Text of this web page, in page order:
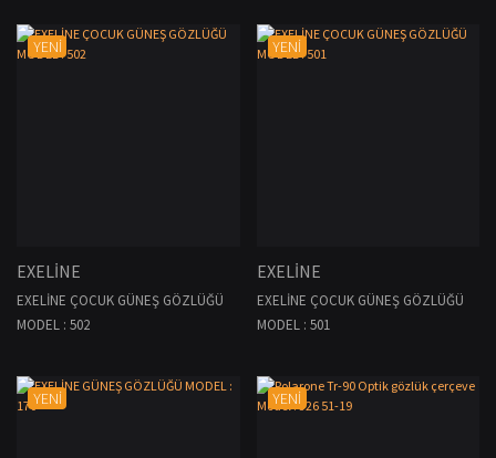
YENİ
EXELİNE
EXELİNE ÇOCUK GÜNEŞ GÖZLÜĞÜ
MODEL : 502
YENİ
EXELİNE
EXELİNE ÇOCUK GÜNEŞ GÖZLÜĞÜ
MODEL : 501
YENİ YENİ